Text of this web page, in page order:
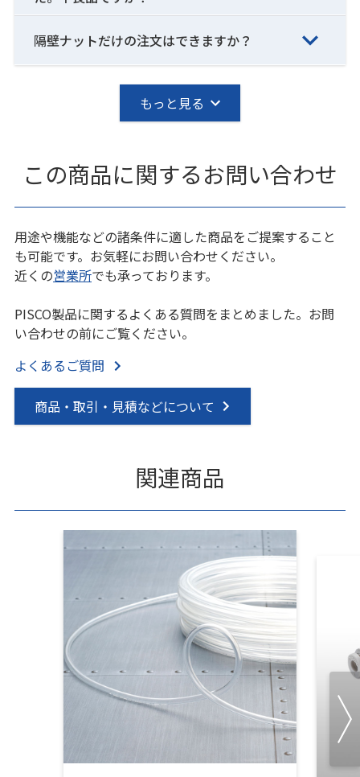
隔壁ナットだけの注文はできますか？
もっと見る
この商品に関するお問い合わせ
用途や機能などの諸条件に適した商品をご提案すること
も可能です。お気軽にお問い合わせください。
近くの営業所でも承っております。
PISCO製品に関するよくある質問をまとめました。お問
い合わせの前にご覧ください。
よくあるご質問
商品・取引・見積などについて
関連商品